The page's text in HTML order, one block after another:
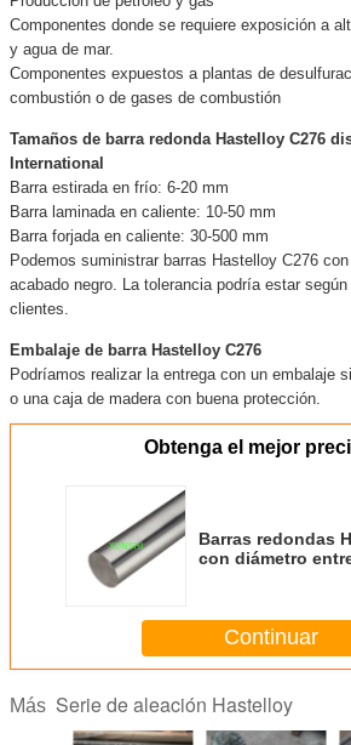
Componentes donde se requiere exposición a
y agua de mar.
Componentes expuestos a plantas de
combustión o de gases de combustión
Tamaños de barra redonda Hastelloy C276
International
Barra estirada en frío: 6-20 mm
Barra laminada en caliente: 10-50 mm
Barra forjada en caliente: 30-500 mm
Podemos suministrar barras Hastelloy C276
acabado negro. La tolerancia podría estar
clientes.
Embalaje de barra Hastelloy C276
Podríamos realizar la entrega con un embalaje
o una caja de madera con buena protección.
Obtenga el mejor
Barras redondas
con diámetro
Continuar
Más Serie de aleación Hastelloy